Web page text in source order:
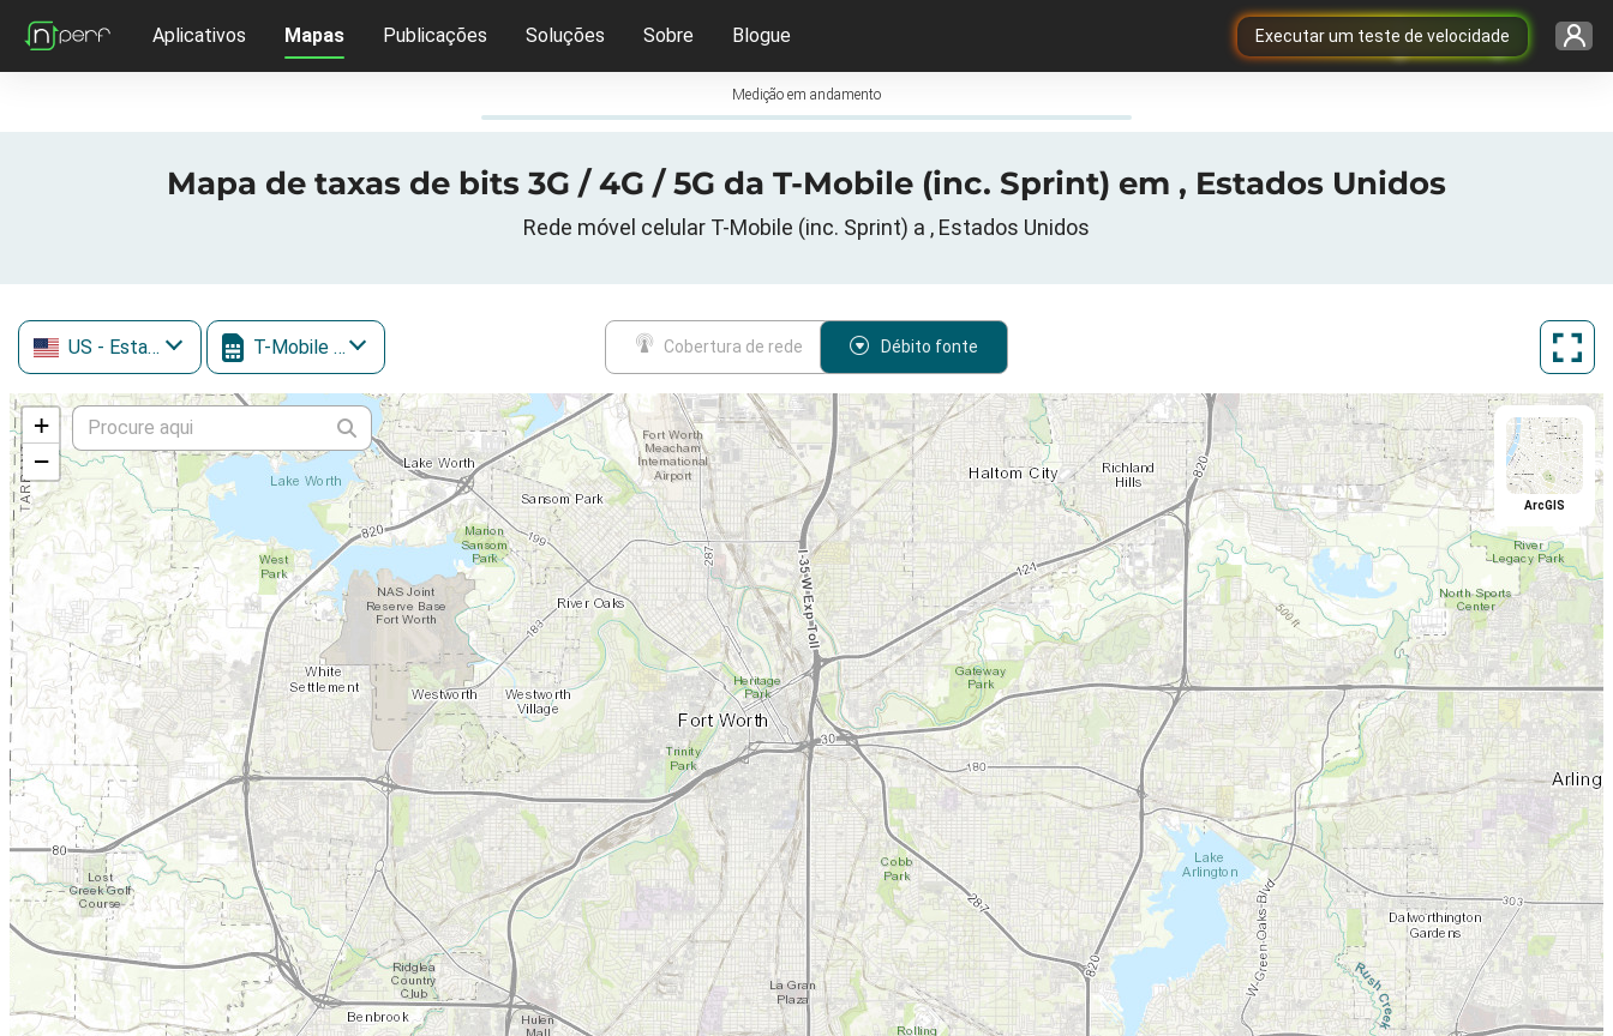
Executar um teste de velocidade
Aplicativos Mapas Publicações Soluções Sobre Blogue
Medição em andamento
Mapa de taxas de bits 3G / 4G / 5G da T-Mobile (inc. Sprint) em , Estados Unidos
Rede móvel celular T-Mobile (inc. Sprint) a , Estados Unidos
US - Estados Unidos T-Mobile (inc. Sprint) Cobertura de rede Débito fonte
+
−
ArcGIS